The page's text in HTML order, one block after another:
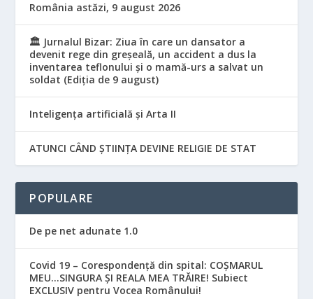
România astăzi, 9 august 2026
🏛️ Jurnalul Bizar: Ziua în care un dansator a
devenit rege din greșeală, un accident a dus la
inventarea teflonului și o mamă-urs a salvat un
soldat (Ediția de 9 august)
Inteligența artificială și Arta II
ATUNCI CÂND ȘTIINȚA DEVINE RELIGIE DE STAT
POPULARE
De pe net adunate 1.0
Covid 19 – Corespondență din spital: COȘMARUL
MEU…SINGURA ȘI REALA MEA TRĂIRE! Subiect
EXCLUSIV pentru Vocea Românului!